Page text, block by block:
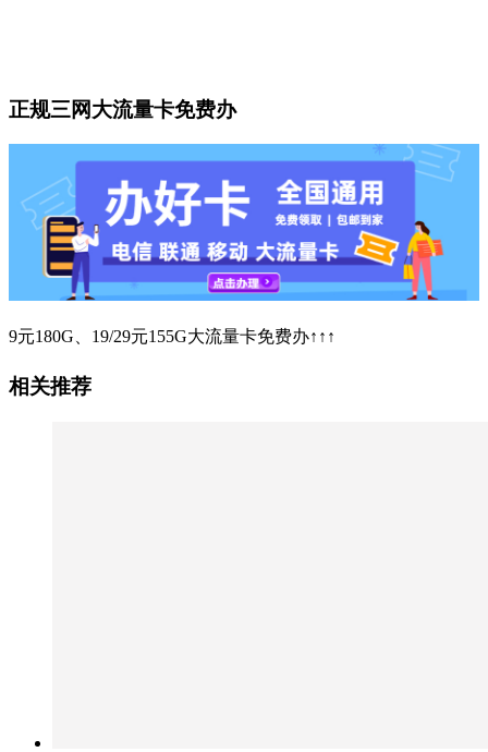
正规三网大流量卡免费办
9元180G、19/29元155G大流量卡免费办↑↑↑
相关推荐